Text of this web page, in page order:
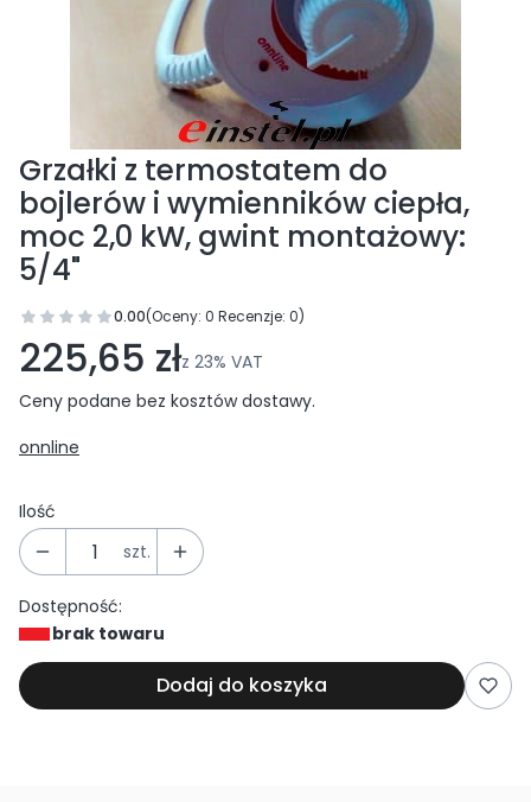
Grzałki z termostatem do
bojlerów i wymienników ciepła,
moc 2,0 kW, gwint montażowy:
5/4"
0.00(Oceny: 0 Recenzje: 0)
Przejdź do sekcji Opinie
225,65 złz 23% VAT
Ceny podane bez kosztów dostawy.
onnline
Ilość
szt.
Dostępność:
brak towaru
Dodaj do koszyka